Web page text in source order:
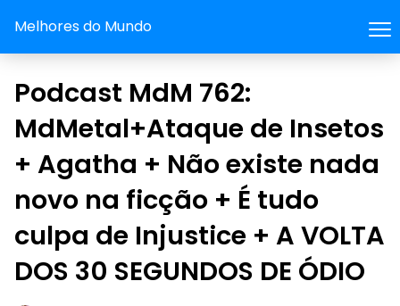
Melhores do Mundo
Podcast MdM 762:
MdMetal+Ataque de Insetos
+ Agatha + Não existe nada
novo na ficção + É tudo
culpa de Injustice + A VOLTA
DOS 30 SEGUNDOS DE ÓDIO